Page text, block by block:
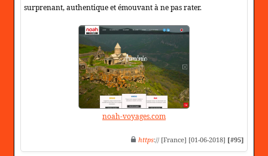
surprenant, authentique et émouvant à ne pas rater.
noah-voyages.com
https:// [France] [01-06-2018] [#95]